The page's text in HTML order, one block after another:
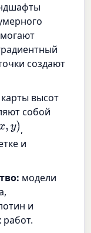
создают
карты высот
собой
,y)
,
и
модели
и